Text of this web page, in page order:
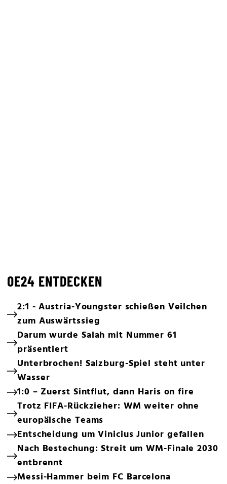
OE24 ENTDECKEN
2:1 - Austria-Youngster schießen Veilchen
zum Auswärtssieg
Darum wurde Salah mit Nummer 61
präsentiert
Unterbrochen! Salzburg-Spiel steht unter
Wasser
1:0 – Zuerst Sintflut, dann Haris on fire
Trotz FIFA-Rückzieher: WM weiter ohne
europäische Teams
Entscheidung um Vinicius Junior gefallen
Nach Bestechung: Streit um WM-Finale 2030
entbrennt
Messi-Hammer beim FC Barcelona